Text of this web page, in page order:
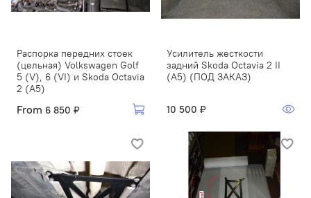
Распорка передних стоек
(цельная) Volkswagen Golf
5 (V), 6 (VI) и Skoda Octavia
2 (A5)
From 6 850 ₽
Усилитель жесткости
задний Skoda Octavia 2 II
(A5) (ПОД ЗАКАЗ)
10 500 ₽